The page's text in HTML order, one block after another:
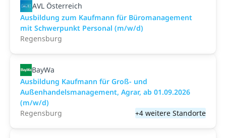
AVL Österreich
Ausbildung zum Kaufmann für Büromanagement
mit Schwerpunkt Personal (m/w/d)
Regensburg
BayWa
Ausbildung Kaufmann für Groß- und
Außenhandelsmanagement, Agrar, ab 01.09.2026
(m/w/d)
Regensburg
+4 weitere Standorte